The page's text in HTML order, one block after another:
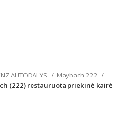
AUTODALYS
Maybach 222
(222) restauruota priekinė kairė